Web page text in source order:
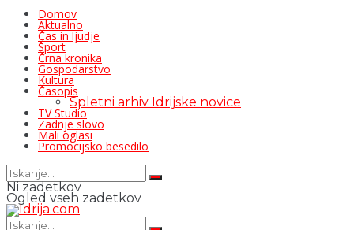
Domov
Aktualno
Čas in ljudje
Šport
Črna kronika
Gospodarstvo
Kultura
Časopis
Spletni arhiv Idrijske novice
TV Studio
Zadnje slovo
Mali oglasi
Promocijsko besedilo
Ni zadetkov
Ogled vseh zadetkov